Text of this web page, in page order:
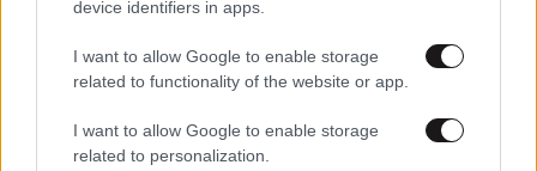
device identifiers in apps.
I want to allow Google to enable storage
related to functionality of the website or app.
I want to allow Google to enable storage
related to personalization.
Ακολουθήστε τοNEWSBEAST